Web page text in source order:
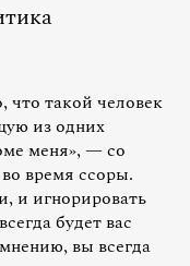
что такой человек
из одних
меня», — со
время ссоры.
и игнорировать
будет вас
вы всегда